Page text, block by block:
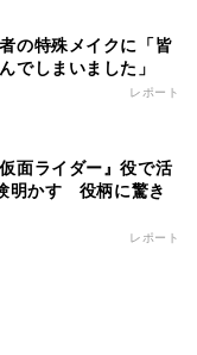
の特殊メイクに「皆
でしまいました」
レポート
面ライダー』役で活
明かす 役柄に驚き
レポート